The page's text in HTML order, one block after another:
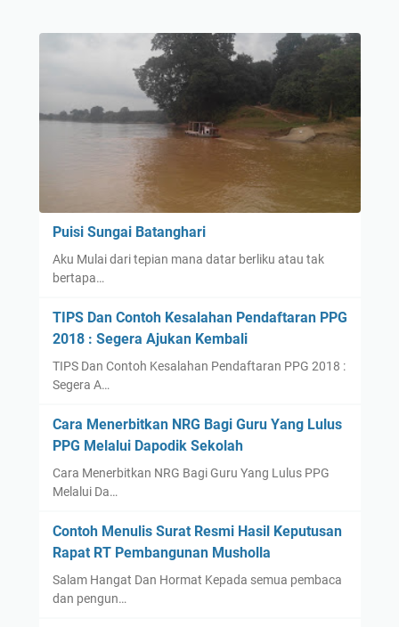
Puisi Sungai Batanghari
Aku Mulai dari tepian mana datar berliku atau tak
bertapa…
TIPS Dan Contoh Kesalahan Pendaftaran PPG
2018 : Segera Ajukan Kembali
TIPS Dan Contoh Kesalahan Pendaftaran PPG 2018 :
Segera A…
Cara Menerbitkan NRG Bagi Guru Yang Lulus
PPG Melalui Dapodik Sekolah
Cara Menerbitkan NRG Bagi Guru Yang Lulus PPG
Melalui Da…
Contoh Menulis Surat Resmi Hasil Keputusan
Rapat RT Pembangunan Musholla
Salam Hangat Dan Hormat Kepada semua pembaca
dan pengun…